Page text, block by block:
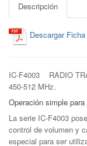
Descripción
Descargar Ficha
IC-F4003 RADIO
450-512 MHz.
Operación simple
La serie IC-F4003
control de volumen y
especial para ser